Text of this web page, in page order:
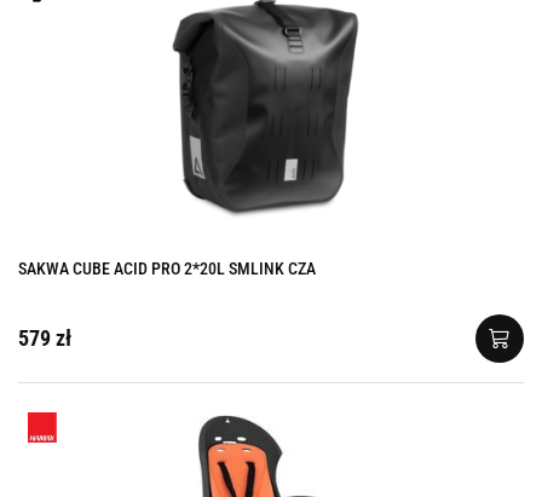
SAKWA CUBE ACID PRO 2*20L SMLINK CZA
579 zł